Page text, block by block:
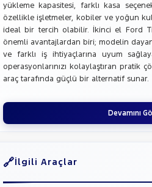
yükleme kapasitesi, farklı kasa
özellikle işletmeler, kobiler ve yoğun
ideal bir tercih olabilir. İkinci el Ford
önemli avantajlardan biri; modelin
ve farklı iş ihtiyaçlarına uyum
operasyonlarınızı kolaylaştıran pratik
araç tarafında güçlü bir alternatif sunar.
Devamını
İlgili Araçlar